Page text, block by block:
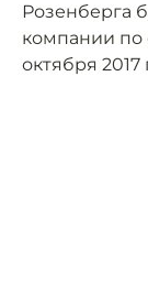
Розенберга
компании по
октября 2017